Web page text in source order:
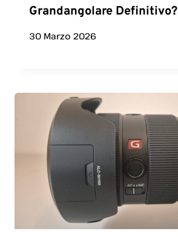
Grandangolare Definitivo?
30 Marzo 2026